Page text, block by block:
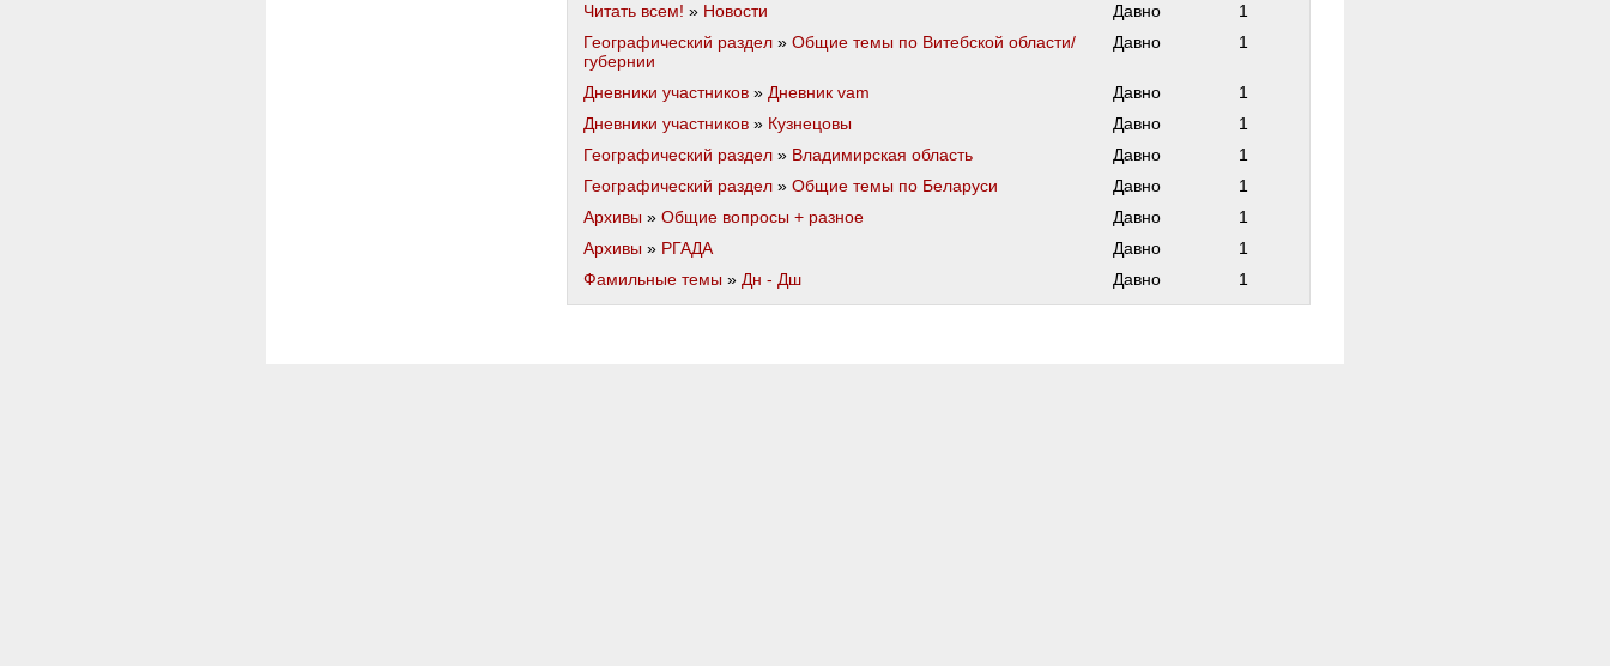
Читать всем! » Новости Давно
1
Географический раздел » Общие темы по Витебской области/
губернии
Давно 1
Дневники участников » Дневник vam Давно
1
Дневники участников » Кузнецовы Давно
1
Географический раздел » Владимирская область Давно
1
Географический раздел » Общие темы по Беларуси Давно
1
Архивы » Общие вопросы + разное Давно
1
Архивы » РГАДА Давно
1
Фамильные темы » Дн - Дш Давно 1